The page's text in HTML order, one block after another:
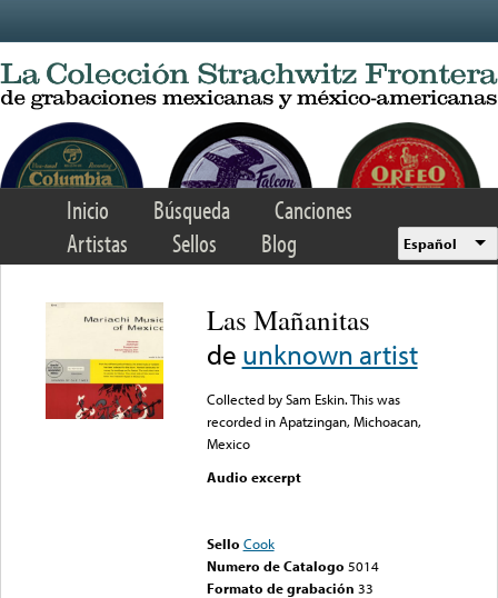
Inicio Búsqueda
Canciones
Artistas
Sellos Blog Español
Las Mañanitas
de unknown artist
Collected by Sam Eskin. This was
recorded in Apatzingan, Michoacan,
Mexico
Audio excerpt
Sello Cook
Numero de Catalogo 5014
Formato de grabación 33